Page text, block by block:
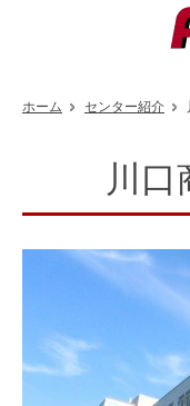
ホーム センター紹介
川